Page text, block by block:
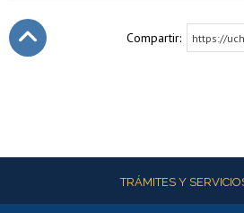
Compartir: https://
Más informaciónTRÁMITES Y